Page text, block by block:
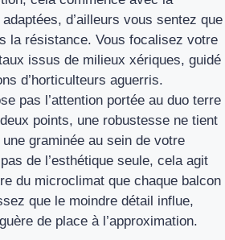
d’ailleurs vous sentez que
la résistance. Vous focalisez votre
issus de milieux xériques, guidé
d’horticulteurs aguerris.
pas l’attention portée au duo terre
points, une robustesse ne tient
graminée au sein de votre
de l’esthétique seule, cela agit
du microclimat que chaque balcon
que le moindre détail influe,
de place à l’approximation.